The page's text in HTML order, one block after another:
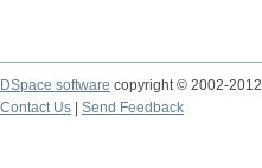
DSpace software copyright © 2002-2012
Contact Us
Send Feedback